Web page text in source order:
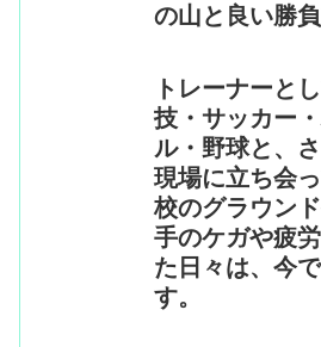
の山と良い勝
トレーナーと
技・サッカー
ル・野球と、
現場に立ち会
校のグラウン
手のケガや疲
た日々は、今
す。